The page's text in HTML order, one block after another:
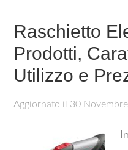
Raschietto
Prodotti,
Utilizzo e
Aggiornato il 30